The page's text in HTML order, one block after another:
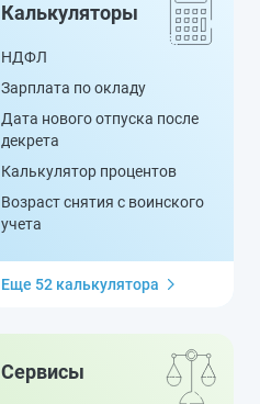
Калькуляторы
НДФЛ
Зарплата по окладу
Дата нового отпуска после
декрета
Калькулятор процентов
Возраст снятия с воинского
учета
Еще 52 калькулятора
Сервисы